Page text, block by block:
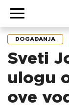
DOGAĐANJA
Sveti
ulogu
ove